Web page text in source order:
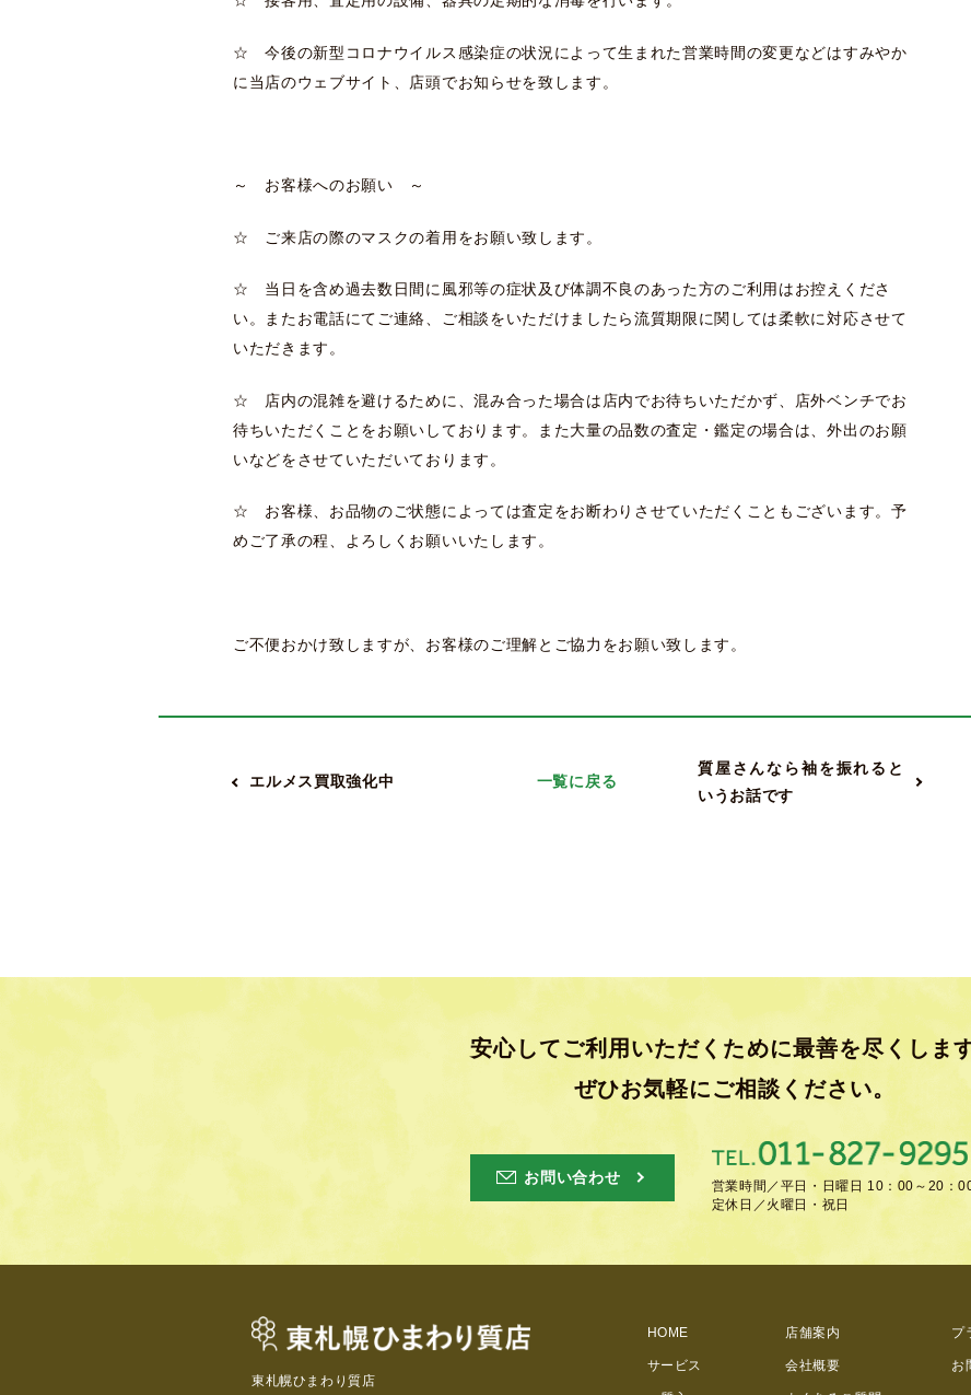
☆ 今後の新型コロナウイルス感染症の状況によって生まれた営業時間の変更などはすみやか
に当店のウェブサイト、店頭でお知らせを致します。
～ お客様へのお願い ～
☆ ご来店の際のマスクの着用をお願い致します。
☆ 当日を含め過去数日間に風邪等の症状及び体調不良のあった方のご利用はお控えくださ
い。またお電話にてご連絡、ご相談をいただけましたら流質期限に関しては柔軟に対応させて
いただきます。
☆ 店内の混雑を避けるために、混み合った場合は店内でお待ちいただかず、店外ベンチでお
待ちいただくことをお願いしております。また大量の品数の査定・鑑定の場合は、外出のお願
いなどをさせていただいております。
☆ お客様、お品物のご状態によっては査定をお断わりさせていただくこともございます。予
めご了承の程、よろしくお願いいたします。
ご不便おかけ致しますが、お客様のご理解とご協力をお願い致します。
エルメス買取強化中 一覧に戻る
質屋さんなら袖を振れると
いうお話です
安心してご利用いただくために最善を尽くします
ぜひお気軽にご相談ください。
お問い合わせ 営業時間／ 平日・日曜日 10：00～20：
定休日／ 火曜日・祝日
東札幌ひまわり質店
HOME
サービス
店舗案内
会社概要
プ
お